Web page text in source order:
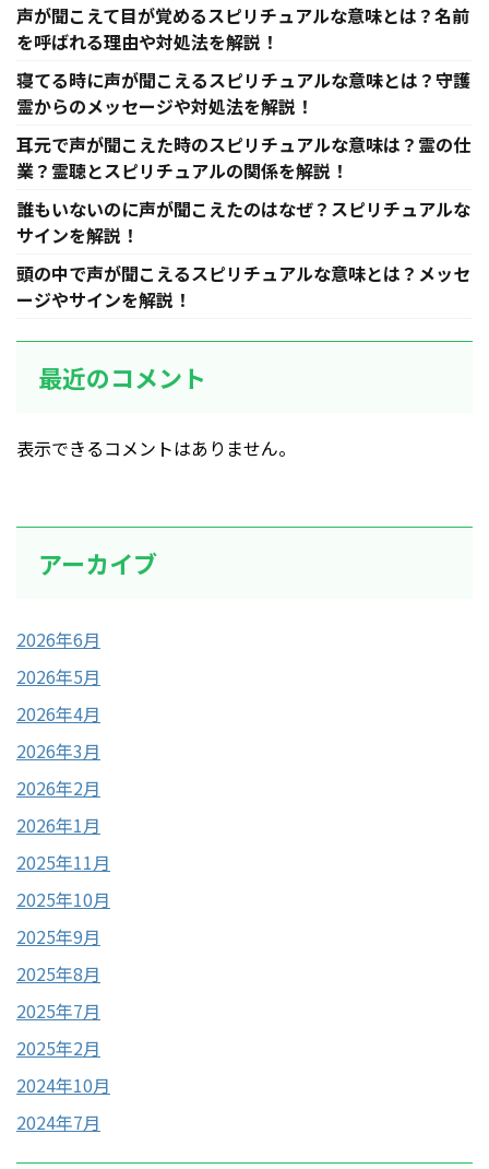
声が聞こえて目が覚めるスピリチュアルな意味とは？名前
を呼ばれる理由や対処法を解説！
寝てる時に声が聞こえるスピリチュアルな意味とは？守護
霊からのメッセージや対処法を解説！
耳元で声が聞こえた時のスピリチュアルな意味は？霊の仕
業？霊聴とスピリチュアルの関係を解説！
誰もいないのに声が聞こえたのはなぜ？スピリチュアルな
サインを解説！
頭の中で声が聞こえるスピリチュアルな意味とは？メッセ
ージやサインを解説！
最近のコメント
表示できるコメントはありません。
アーカイブ
2026年6月
2026年5月
2026年4月
2026年3月
2026年2月
2026年1月
2025年11月
2025年10月
2025年9月
2025年8月
2025年7月
2025年2月
2024年10月
2024年7月